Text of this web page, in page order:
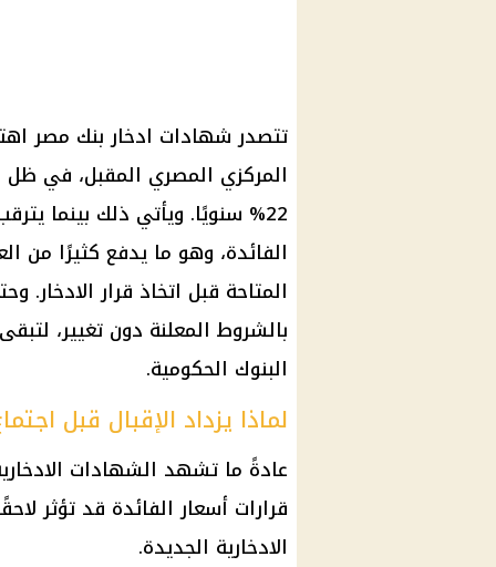
تتصدر شهادات ادخار بنك مصر
المركزي المصري المقبل، في
22% سنويًا. ويأتي ذلك بينما
الفائدة، وهو ما يدفع كثيرًا من
المتاحة قبل اتخاذ قرار
بالشروط المعلنة دون تغيير،
البنوك الحكومية.
لماذا يزداد الإقبال قبل
عادةً ما تشهد الشهادات
قرارات أسعار الفائدة قد تؤثر
الادخارية الجديدة.